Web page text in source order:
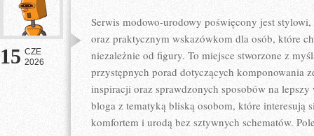
15 CZE
2026
Serwis modowo-urodowy poświęcony jest
oraz praktycznym wskazówkom dla osób, które
niezależnie od figury. To miejsce stworzone z
przystępnych porad dotyczących komponowania
inspiracji oraz sprawdzonych sposobów na
bloga z tematyką bliską osobom, które interesują
komfortem i urodą bez sztywnych schematów.